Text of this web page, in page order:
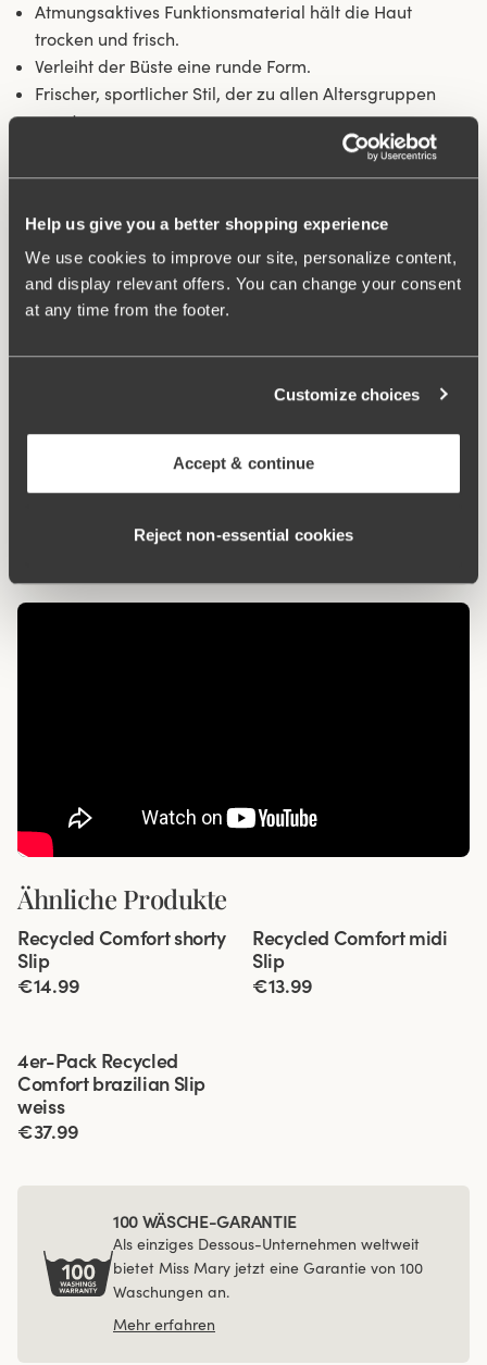
Help us give you a better shopping experience
We use cookies to improve our site, personalize content,
and display relevant offers. You can change your consent
at any time from the footer.
Customize choices
Accept & continue
Reject non‑essential cookies
Atmungsaktives Funktionsmaterial hält die Haut
trocken und frisch.
Verleiht der Büste eine runde Form.
Frischer, sportlicher Stil, der zu allen Altersgruppen
passt.
67% Polyamid, 23% Polyester, 10% Elastan.
Artikel-ID 205701
Verschluss:
B-D 70-85: 3 in der Breite. B-D 90-105 & E-G
70-105: 4 in der Breite.
Was macht es so bequem?
Ähnliche Produkte
4 für 3
Recycled Comfort shorty
Slip
€14.99
4 für 3
Recycled Comfort midi
Slip
€13.99
4er-Pack Recycled
Comfort brazilian Slip
weiss
€37.99
100 WÄSCHE-GARANTIE
Als einziges Dessous-Unternehmen weltweit
bietet Miss Mary jetzt eine Garantie von 100
Waschungen an.
Mehr erfahren